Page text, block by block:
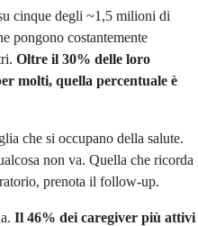
cinque degli ~1,5 milioni di
pongono costantemente
Oltre il 30% delle loro
molti, quella percentuale è
che si occupano della salute.
non va. Quella che ricorda
prenota il follow-up.
Il 46% dei caregiver più attivi